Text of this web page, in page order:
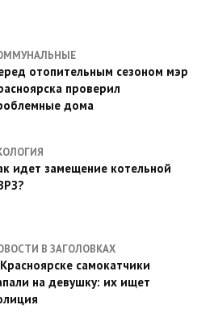
отопительным сезоном мэр
проверил
дома
идет замещение котельной
В ЗАГОЛОВКАХ
самокатчики
на девушку: их ищет